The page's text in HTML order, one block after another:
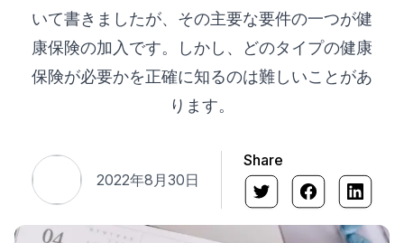
いて書きましたが、その主要な要件の一つが健
康保険の加入です。しかし、どのタイプの健康
保険が必要かを正確に知るのは難しいことがあ
ります。
2022年8月30日
Share